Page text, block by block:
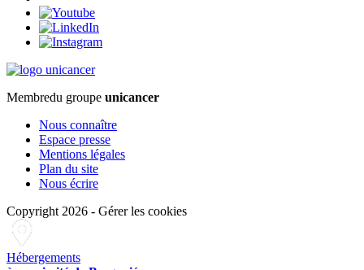
Membredu groupe unicancer
Nous connaître
Espace presse
Mentions légales
Plan du site
Nous écrire
Copyright 2026 - Gérer les cookies
Hébergements